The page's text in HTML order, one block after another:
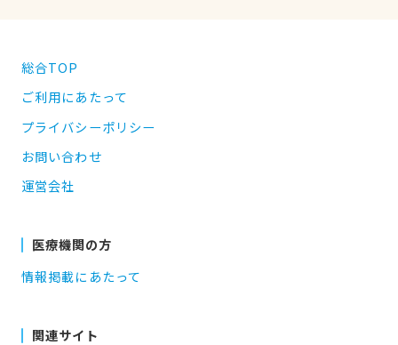
総合TOP
ご利用にあたって
プライバシーポリシー
お問い合わせ
運営会社
医療機関の方
情報掲載にあたって
関連サイト